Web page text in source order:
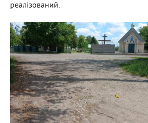
реалізований.